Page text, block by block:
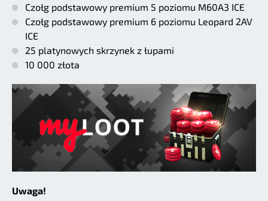
Czołg podstawowy premium 5 poziomu M60A3 ICE
Czołg podstawowy premium 6 poziomu Leopard 2AV
ICE
25 platynowych skrzynek z łupami
10 000 złota
Uwaga!